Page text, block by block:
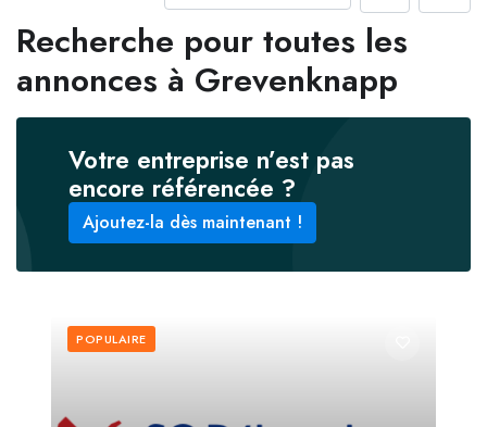
Recherche pour toutes les
annonces à Grevenknapp
Votre entreprise n’est pas
encore référencée ?
Ajoutez-la dès maintenant !
POPULAIRE